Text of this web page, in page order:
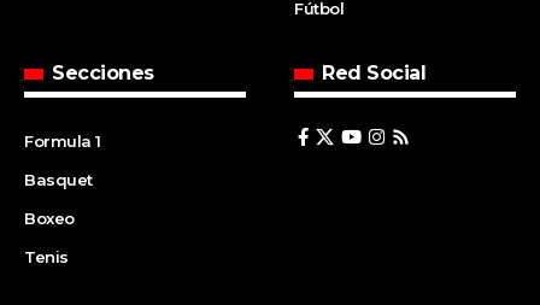
Fútbol
Secciones
Formula 1
Basquet
Boxeo
Tenis
Red Social